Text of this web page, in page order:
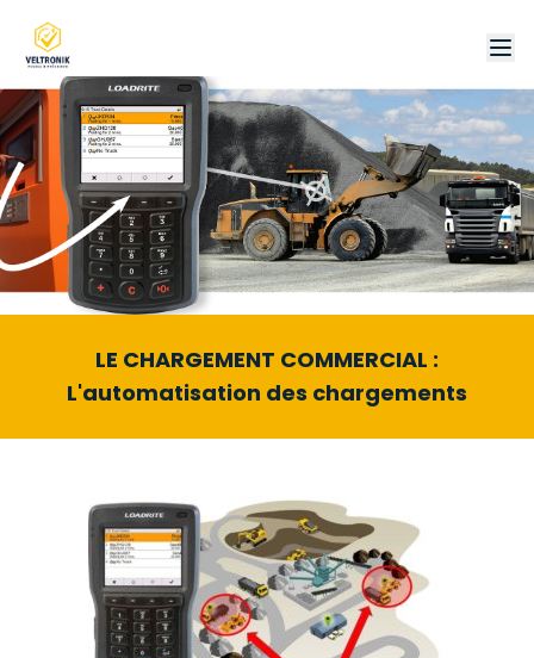
LE CHARGEMENT COMMERCIAL :
L'automatisation des chargements